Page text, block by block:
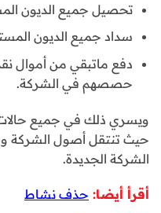
تحصيل جميع الديون
سداد جميع الديون
دفع ماتبقي من أموال
حصصهم في الشركة.
ويسري ذلك في جميع حالات
حيث تنتقل أصول الشركة
الشركة الجديدة.
أقرأ أيضا: حذف نشاط